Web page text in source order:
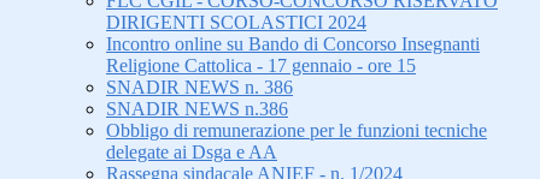
DIRIGENTI SCOLASTICI 2024
Incontro online su Bando di Concorso Insegnanti
Religione Cattolica - 17 gennaio - ore 15
SNADIR NEWS n. 386
SNADIR NEWS n.386
Obbligo di remunerazione per le funzioni tecniche
delegate ai Dsga e AA
Rassegna sindacale ANIEF - n. 1/2024